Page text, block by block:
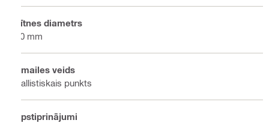
Vītnes diametrs
10 mm
Smailes veids
Ballistiskais punkts
Apstiprinājumi